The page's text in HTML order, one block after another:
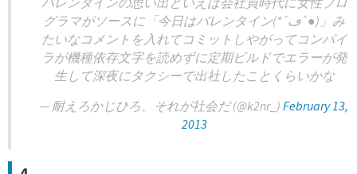
グラマがソースに「今日はバレンタイン(*´ڡ`●)」み
たいなコメントを入れてコミットしやがってコンパイ
ラが機種依存文字を読めずに定期ビルドでエラーが発
生して深夜にタクシーで出社したことくらいかな
— 耐えろかじひろ、それが社会だ (@k2nr_) February 13,
2013